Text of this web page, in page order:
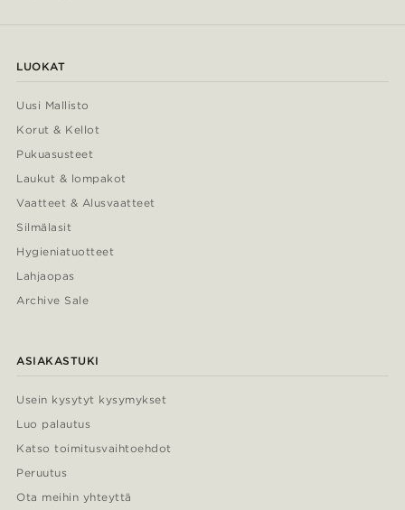
LUOKAT
Uusi Mallisto
Korut & Kellot
Pukuasusteet
Laukut & lompakot
Vaatteet & Alusvaatteet
Silmälasit
Hygieniatuotteet
Lahjaopas
Archive Sale
ASIAKASTUKI
Usein kysytyt kysymykset
Luo palautus
Katso toimitusvaihtoehdot
Peruutus
Ota meihin yhteyttä